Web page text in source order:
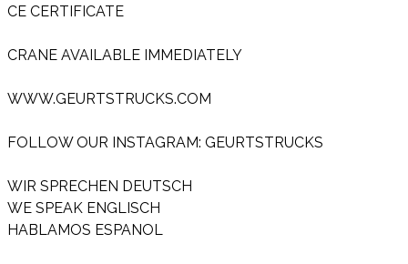
CE CERTIFICATE
CRANE AVAILABLE IMMEDIATELY
WWW.GEURTSTRUCKS.COM
FOLLOW OUR INSTAGRAM: GEURTSTRUCKS
WIR SPRECHEN DEUTSCH
WE SPEAK ENGLISCH
HABLAMOS ESPANOL